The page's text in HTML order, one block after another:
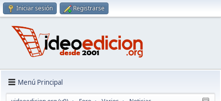
Iniciar sesión Registrarse
Menú Principal